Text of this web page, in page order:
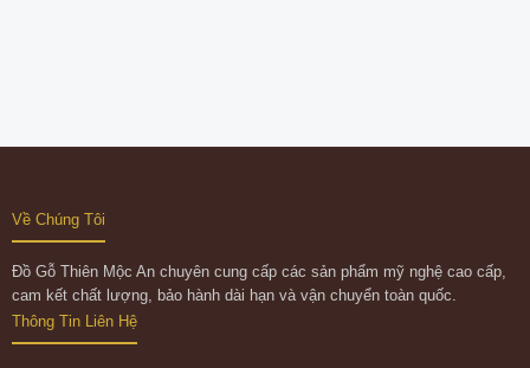
Về Chúng Tôi
Đồ Gỗ Thiên Mộc An chuyên cung cấp các sản phẩm mỹ nghệ cao cấp,
cam kết chất lượng, bảo hành dài hạn và vận chuyển toàn quốc.
Thông Tin Liên Hệ